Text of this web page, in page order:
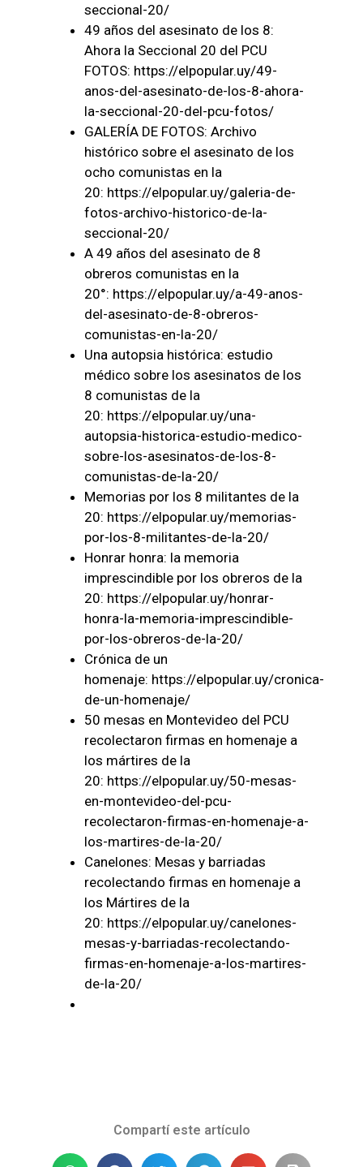
seccional-20/
49 años del asesinato de los 8:
Ahora la Seccional 20 del PCU
FOTOS: https://elpopular.uy/49-
anos-del-asesinato-de-los-8-ahora-
la-seccional-20-del-pcu-fotos/
GALERÍA DE FOTOS: Archivo
histórico sobre el asesinato de los
ocho comunistas en la
20: https://elpopular.uy/galeria-de-
fotos-archivo-historico-de-la-
seccional-20/
A 49 años del asesinato de 8
obreros comunistas en la
20°: https://elpopular.uy/a-49-anos-
del-asesinato-de-8-obreros-
comunistas-en-la-20/
Una autopsia histórica: estudio
médico sobre los asesinatos de los
8 comunistas de la
20: https://elpopular.uy/una-
autopsia-historica-estudio-medico-
sobre-los-asesinatos-de-los-8-
comunistas-de-la-20/
Memorias por los 8 militantes de la
20: https://elpopular.uy/memorias-
por-los-8-militantes-de-la-20/
Honrar honra: la memoria
imprescindible por los obreros de la
20: https://elpopular.uy/honrar-
honra-la-memoria-imprescindible-
por-los-obreros-de-la-20/
Crónica de un
homenaje: https://elpopular.uy/cronica-
de-un-homenaje/
50 mesas en Montevideo del PCU
recolectaron firmas en homenaje a
los mártires de la
20: https://elpopular.uy/50-mesas-
en-montevideo-del-pcu-
recolectaron-firmas-en-homenaje-a-
los-martires-de-la-20/
Canelones: Mesas y barriadas
recolectando firmas en homenaje a
los Mártires de la
20: https://elpopular.uy/canelones-
mesas-y-barriadas-recolectando-
firmas-en-homenaje-a-los-martires-
de-la-20/
Compartí este artículo